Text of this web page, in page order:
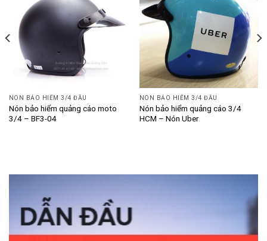
NÓN BẢO HIỂM 3/4 ĐẦU
Nón bảo hiểm quảng cáo moto
3/4 – BF3-04
NÓN BẢO HIỂM 3/4 ĐẦU
Nón bảo hiểm quảng cáo 3/4
HCM – Nón Uber